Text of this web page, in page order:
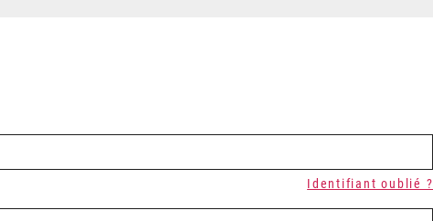
Identifiant oublié ?